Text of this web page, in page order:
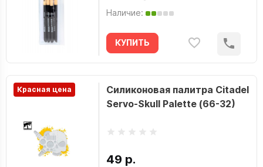
Наличие:
КУПИТЬ
Красная цена
Силиконовая палитра Citadel
Servo-Skull Palette (66-32)
49 р.